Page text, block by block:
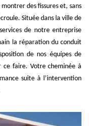
des fissures et, sans
Située dans la ville de
de notre entreprise
la réparation du conduit
de nos équipes de
ce faire. Votre cheminée à
suite à l’intervention